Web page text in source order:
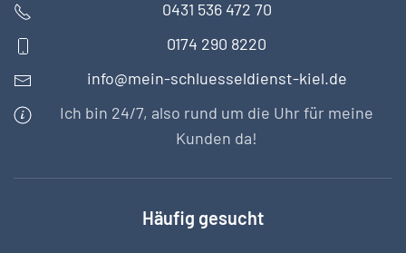
0431 536 472 70
0174 290 8220
info@mein-schluesseldienst-kiel.de
Ich bin 24/7, also rund um die Uhr für meine
Kunden da!
Häufig gesucht